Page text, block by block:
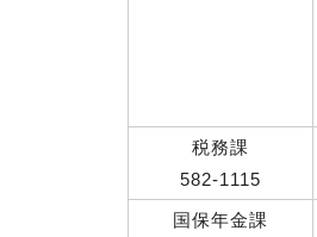
税務課
582-1115
国保年金課